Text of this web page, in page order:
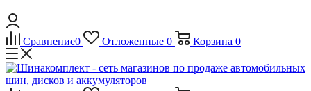
Сравнение0 Отложенные 0 Корзина 0